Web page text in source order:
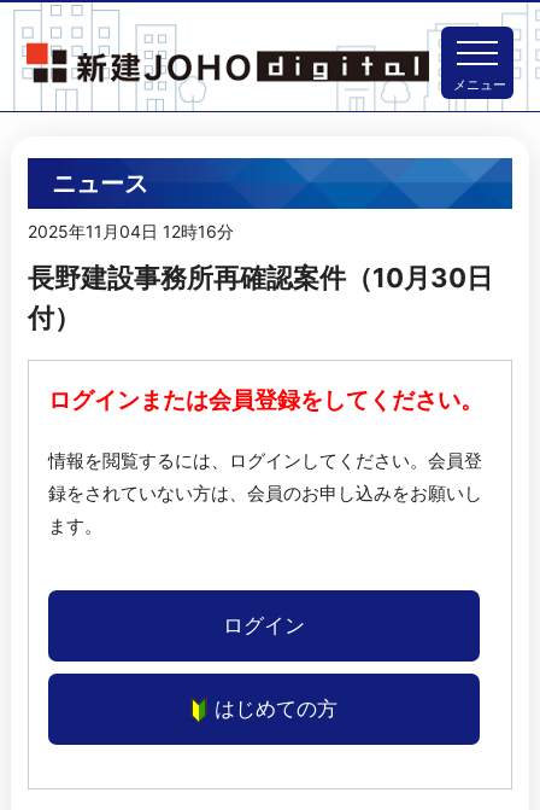
メニュー
ニュース
2025年11月04日 12時16分
長野建設事務所再確認案件（10月30日
付）
ログインまたは会員登録をしてください。
情報を閲覧するには、ログインしてください。 会員登
録をされていない方は、会員のお申し込みをお願いし
ます。
ログイン
はじめての方